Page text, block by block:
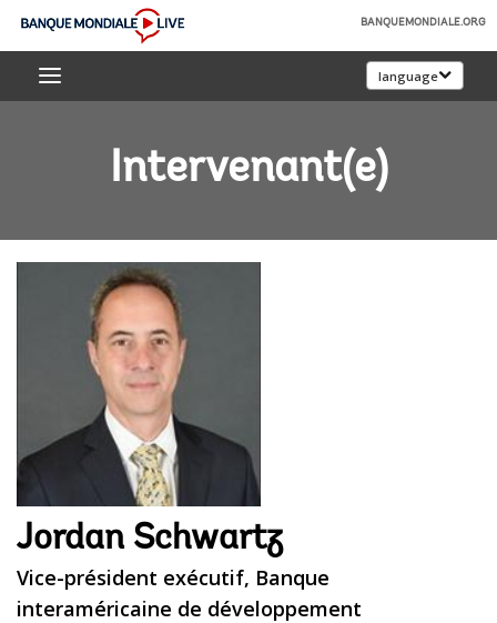
Skip
Main
Banque
mondiale
BANQUEMONDIALE.ORG
language
Intervenant(e)
Jordan Schwartz
Vice-président exécutif, Banque
interaméricaine de développement